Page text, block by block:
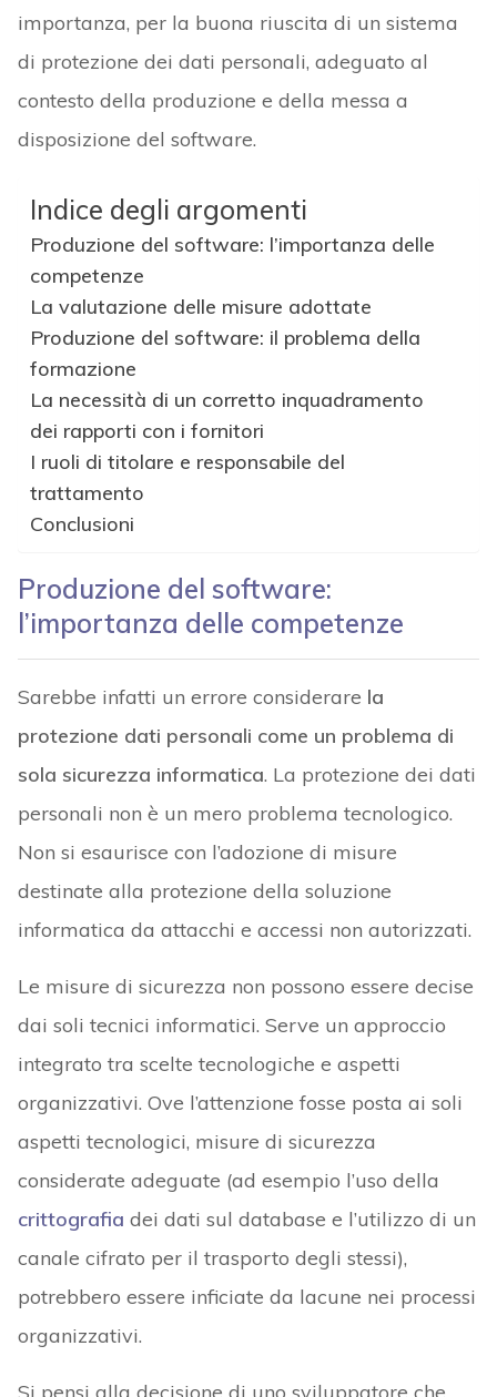
importanza, per la buona riuscita di un sistema
di protezione dei dati personali, adeguato al
contesto della produzione e della messa a
disposizione del software.
Indice degli argomenti
Produzione del software: l’importanza delle
competenze
La valutazione delle misure adottate
Produzione del software: il problema della
formazione
La necessità di un corretto inquadramento
dei rapporti con i fornitori
I ruoli di titolare e responsabile del
trattamento
Conclusioni
Produzione del software:
l’importanza delle competenze
Sarebbe infatti un errore considerare la
protezione dati personali come un problema di
sola sicurezza informatica. La protezione dei dati
personali non è un mero problema tecnologico.
Non si esaurisce con l’adozione di misure
destinate alla protezione della soluzione
informatica da attacchi e accessi non autorizzati.
Le misure di sicurezza non possono essere decise
dai soli tecnici informatici. Serve un approccio
integrato tra scelte tecnologiche e aspetti
organizzativi. Ove l’attenzione fosse posta ai soli
aspetti tecnologici, misure di sicurezza
considerate adeguate (ad esempio l’uso della
crittografia dei dati sul database e l’utilizzo di un
canale cifrato per il trasporto degli stessi),
potrebbero essere inficiate da lacune nei processi
organizzativi.